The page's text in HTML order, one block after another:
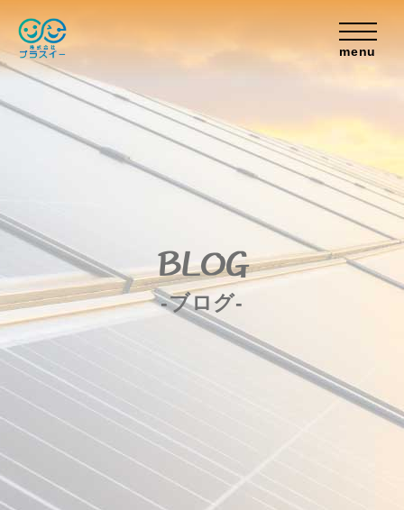
menu
BLOG
-ブログ-